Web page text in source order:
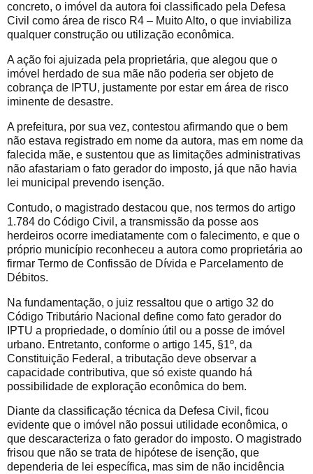
concreto, o imóvel da autora foi classificado pela Defesa
Civil como área de risco R4 – Muito Alto, o que inviabiliza
qualquer construção ou utilização econômica.
A ação foi ajuizada pela proprietária, que alegou que o
imóvel herdado de sua mãe não poderia ser objeto de
cobrança de IPTU, justamente por estar em área de risco
iminente de desastre.
A prefeitura, por sua vez, contestou afirmando que o bem
não estava registrado em nome da autora, mas em nome da
falecida mãe, e sustentou que as limitações administrativas
não afastariam o fato gerador do imposto, já que não havia
lei municipal prevendo isenção.
Contudo, o magistrado destacou que, nos termos do artigo
1.784 do Código Civil, a transmissão da posse aos
herdeiros ocorre imediatamente com o falecimento, e que o
próprio município reconheceu a autora como proprietária ao
firmar Termo de Confissão de Dívida e Parcelamento de
Débitos.
Na fundamentação, o juiz ressaltou que o artigo 32 do
Código Tributário Nacional define como fato gerador do
IPTU a propriedade, o domínio útil ou a posse de imóvel
urbano. Entretanto, conforme o artigo 145, §1º, da
Constituição Federal, a tributação deve observar a
capacidade contributiva, que só existe quando há
possibilidade de exploração econômica do bem.
Diante da classificação técnica da Defesa Civil, ficou
evidente que o imóvel não possui utilidade econômica, o
que descaracteriza o fato gerador do imposto. O magistrado
frisou que não se trata de hipótese de isenção, que
dependeria de lei específica, mas sim de não incidência